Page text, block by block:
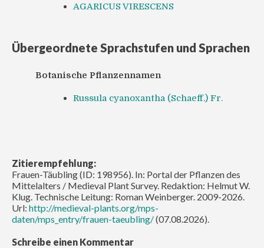
AGARICUS VIRESCENS
Übergeordnete Sprachstufen und Sprachen
Botanische Pflanzennamen
Russula cyanoxantha (Schaeff.) Fr.
Zitierempfehlung:
Frauen-Täubling (ID: 198956). In: Portal der Pflanzen des
Mittelalters / Medieval Plant Survey. Redaktion: Helmut W.
Klug. Technische Leitung: Roman Weinberger. 2009-2026.
Url: http://medieval-plants.org/mps-
daten/mps_entry/frauen-taeubling/(07.08.2026).
Schreibe einen Kommentar